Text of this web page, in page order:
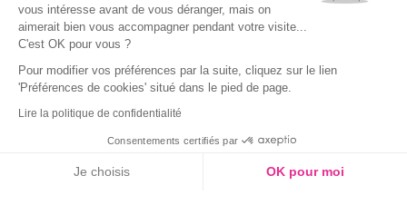
vendredi de 8h30 à 15h30
vous intéresse avant de vous déranger, mais on
aimerait bien vous accompagner pendant votre visite...
C'est OK pour vous ?
Pour modifier vos préférences par la suite, cliquez sur le lien
'Préférences de cookies' situé dans le pied de page.
Lire la politique de confidentialité
Consentements certifiés par
Je choisis OK pour moi